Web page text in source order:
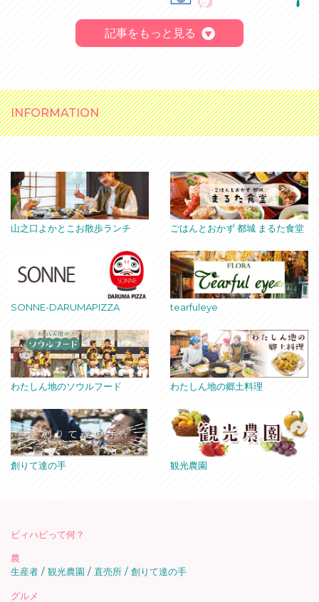
記事をもっと見る
INFORMATION
山之口よかとこお散歩ランチ ごはんとおかず 都城 まるた食堂
SONNE-DARUMAPIZZA tearfuleye
わたしん地のソウルフード わたしん地の郷土料理
創りて達の手 観光農園
ビィハピって何？
農
生産者
観光農園 直売所 創りて達の手
グルメ